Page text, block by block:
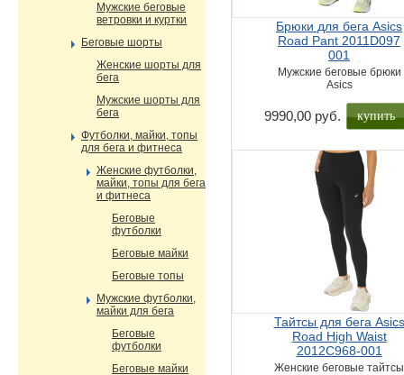
Брюки для бега Asics
Road Pant 2011D097
001
Мужские беговые брюки
Asics
9990,00 руб. купить
Тайтсы для бега Asics
Road High Waist
2012C968-001
Женские беговые тайтсы
Мужские беговые
ветровки и куртки
Беговые шорты
Женские шорты для
бега
Мужские шорты для
бега
Футболки, майки, топы
для бега и фитнеса
Женские футболки,
майки, топы для бега
и фитнеса
Беговые
футболки
Беговые майки
Беговые топы
Мужские футболки,
майки для бега
Беговые
футболки
Беговые майки